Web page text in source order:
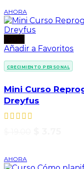
AHORA
Añadir a Favoritos
Mini Curso
Dreyfus
CRECIMIENTO PERSONAL
AHORA